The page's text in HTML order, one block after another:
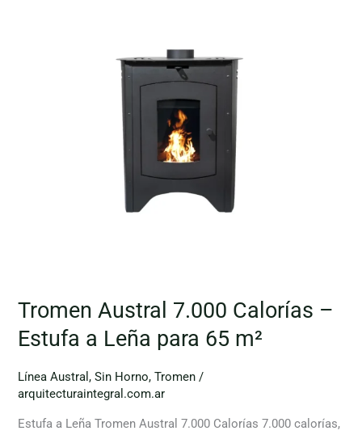
Tromen Austral 7.000 Calorías –
Estufa a Leña para 65 m²
Línea Austral ,Sin Horno,Tromen /
arquitecturaintegral.com.ar
Estufa a Leña Tromen Austral 7.000 Calorías 7.000 calorías,